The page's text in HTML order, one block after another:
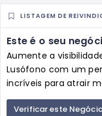
LISTAGEM DE
Este é o seu
Aumente a
Lusófono com um
incríveis para atrair
Verificar este